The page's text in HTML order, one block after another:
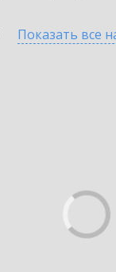
Показать все